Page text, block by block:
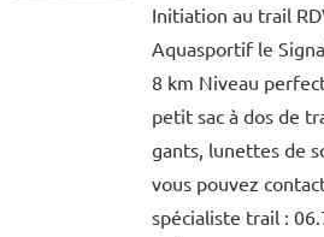
Initiation au trail
Aquasportif le
8 km Niveau
petit sac à dos de
gants, lunettes de
vous pouvez
spécialiste trail :